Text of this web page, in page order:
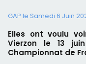
GAP le Samedi 6 Juin
Elles ont voulu
Vierzon le 13
Championnat de